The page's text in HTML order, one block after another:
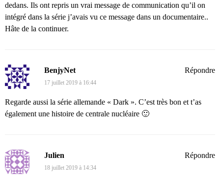
dedans. Ils ont repris un vrai message de communication qu’il on
intégré dans la série j’avais vu ce message dans un documentaire..
Hâte de la continuer.
BenjyNet
17 juillet 2019 à 16:44
Regarde aussi la série allemande « Dark ». C’est très bon et t’as
également une histoire de centrale nucléaire 🙂
Répondre
Julien
18 juillet 2019 à 14:34
Répondre